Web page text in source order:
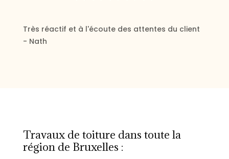
Très réactif et à l'écoute des attentes du client
- Nath
Travaux de toiture dans toute la
région de Bruxelles :